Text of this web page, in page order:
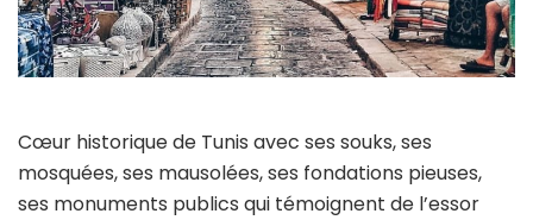
Cœur historique de Tunis avec ses souks, ses
mosquées, ses mausolées, ses fondations pieuses,
ses monuments publics qui témoignent de l’essor